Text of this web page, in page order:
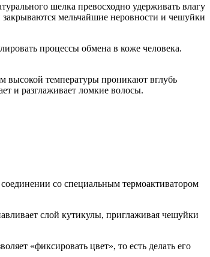
шелка превосходно удерживать влагу
мельчайшие неровности и чешуйки
процессы обмена в коже человека.
высокой температуры проникают вглубь
и разглаживает ломкие волосы.
со специальным термоактиватором
слой кутикулы, приглаживая чешуйки
«фиксировать цвет», то есть делать его